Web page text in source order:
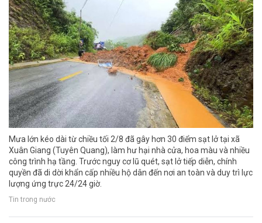
Mưa lớn kéo dài từ chiều tối 2/8 đã gây hơn 30 điểm sạt lở tại xã
Xuân Giang (Tuyên Quang), làm hư hại nhà cửa, hoa màu và nhiều
công trình hạ tầng. Trước nguy cơ lũ quét, sạt lở tiếp diễn, chính
quyền đã di dời khẩn cấp nhiều hộ dân đến nơi an toàn và duy trì lực
lượng ứng trực 24/24 giờ.
Tin trong nước